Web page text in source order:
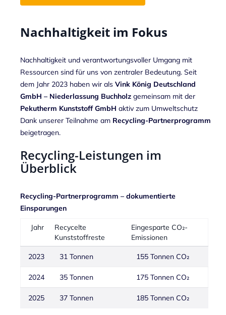
Nachhaltigkeit im Fokus
Nachhaltigkeit und verantwortungsvoller Umgang mit
Ressourcen sind für uns von zentraler Bedeutung. Seit
dem Jahr 2023 haben wir als Vink König Deutschland
GmbH – Niederlassung Buchholz gemeinsam mit der
Pekutherm Kunststoff GmbH aktiv zum Umweltschutz
Dank unserer Teilnahme am Recycling-Partnerprogramm
beigetragen.
Recycling-Leistungen im
Überblick
Recycling-Partnerprogramm – dokumentierte
Einsparungen
Jahr
Recycelte
Kunststoffreste
Eingesparte CO₂-
Emissionen
2023 31 Tonnen 155 Tonnen CO₂
2024 35 Tonnen 175 Tonnen CO₂
2025 37 Tonnen 185 Tonnen CO₂